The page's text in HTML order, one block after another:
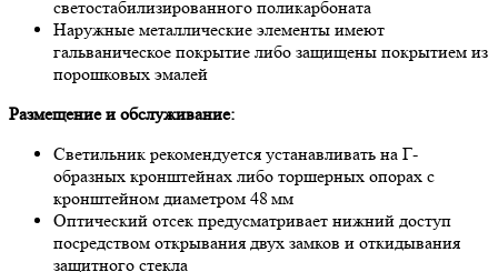
светостабилизированного поликарбоната
Наружные металлические элементы имеют
гальваническое покрытие либо защищены покрытием из
порошковых эмалей
Размещение и обслуживание:
Светильник рекомендуется устанавливать на Г-
образных кронштейнах либо торшерных опорах с
кронштейном диаметром 48 мм
Оптический отсек предусматривает нижний доступ
посредством открывания двух замков и откидывания
защитного стекла